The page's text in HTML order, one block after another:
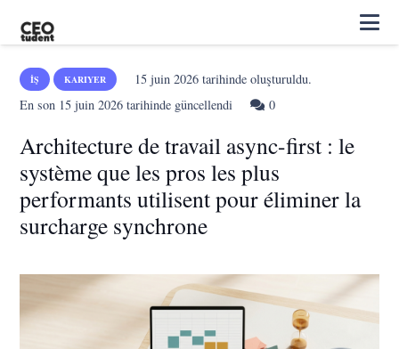
İŞ KARIYER 15 juin 2026tarihinde oluşturuldu.
En son 15 juin 2026 tarihinde güncellendi 0
Architecture de travail async-first : le
système que les pros les plus
performants utilisent pour éliminer la
surcharge synchrone